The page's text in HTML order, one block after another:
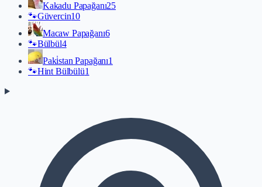
Kakadu Papağanı25
🐾Güvercin10
Macaw Papağanı6
🐾Bülbül4
Paki̇stan Papağanı1
🐾Hint Bülbülü1